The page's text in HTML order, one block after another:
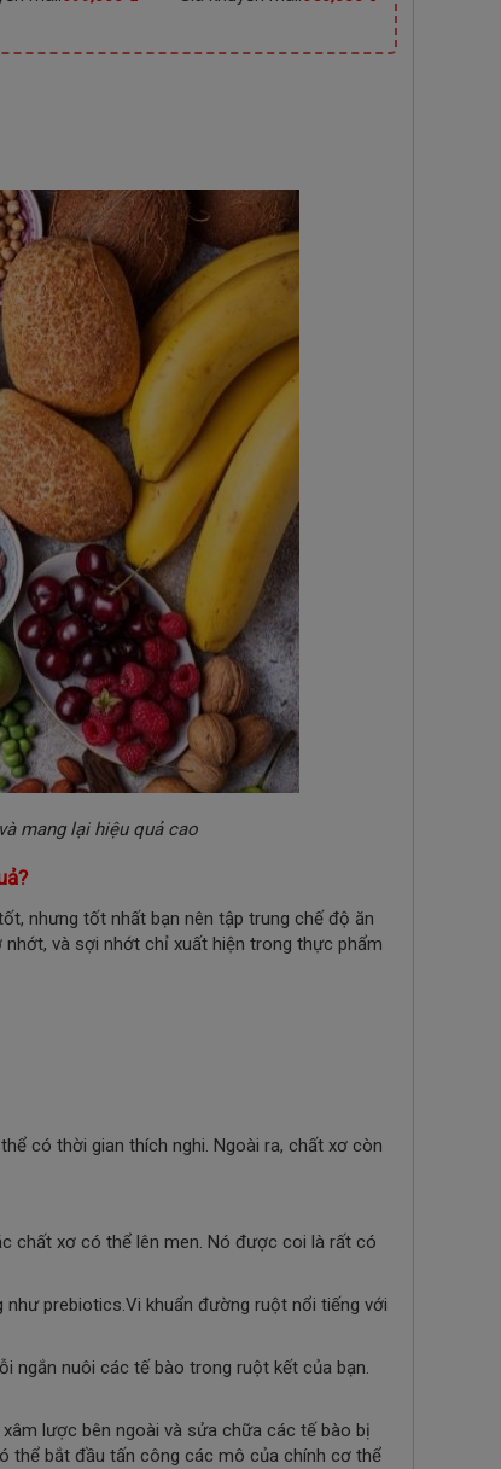
mang lại hiệu quả cao
nhưng tốt nhất bạn nên tập trung chế độ ăn
nhớt, và sợi nhớt chỉ xuất hiện trong thực phẩm
có thời gian thích nghi. Ngoài ra, chất xơ còn
chất xơ có thể lên men. Nó được coi là rất có
như prebiotics.Vi khuẩn đường ruột nổi tiếng với
ngắn nuôi các tế bào trong ruột kết của bạn.
lược bên ngoài và sửa chữa các tế bào bị
thể bắt đầu tấn công các mô của chính cơ thể